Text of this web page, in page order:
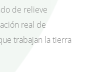
de relieve
real de
trabajan la tierra